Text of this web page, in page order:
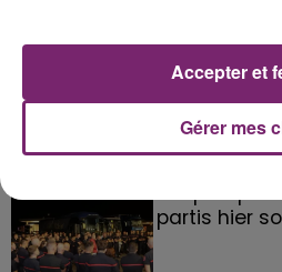
éclipse
158
partis hier
Gérer mes
Accepter et